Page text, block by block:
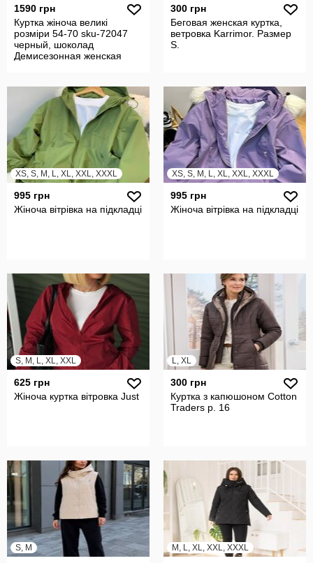
1590 грн
Куртка жіноча великі
розміри 54-70 sku-72047
черный, шоколад
Демисезонная женская
300 грн
Беговая женская куртка,
ветровка Karrimor. Размер
S.
XS, S, M, L, XL, XXL, XXXL
995 грн
Жіноча вітрівка на підкладці
XS, S, M, L, XL, XXL, XXXL
995 грн
Жіноча вітрівка на підкладці
S, M, L, XL, XXL
625 грн
Жіноча куртка вітровка Just
L, XL
300 грн
Куртка з капюшоном Cotton
Traders р. 16
S, M M, L, XL, XXL, XXXL